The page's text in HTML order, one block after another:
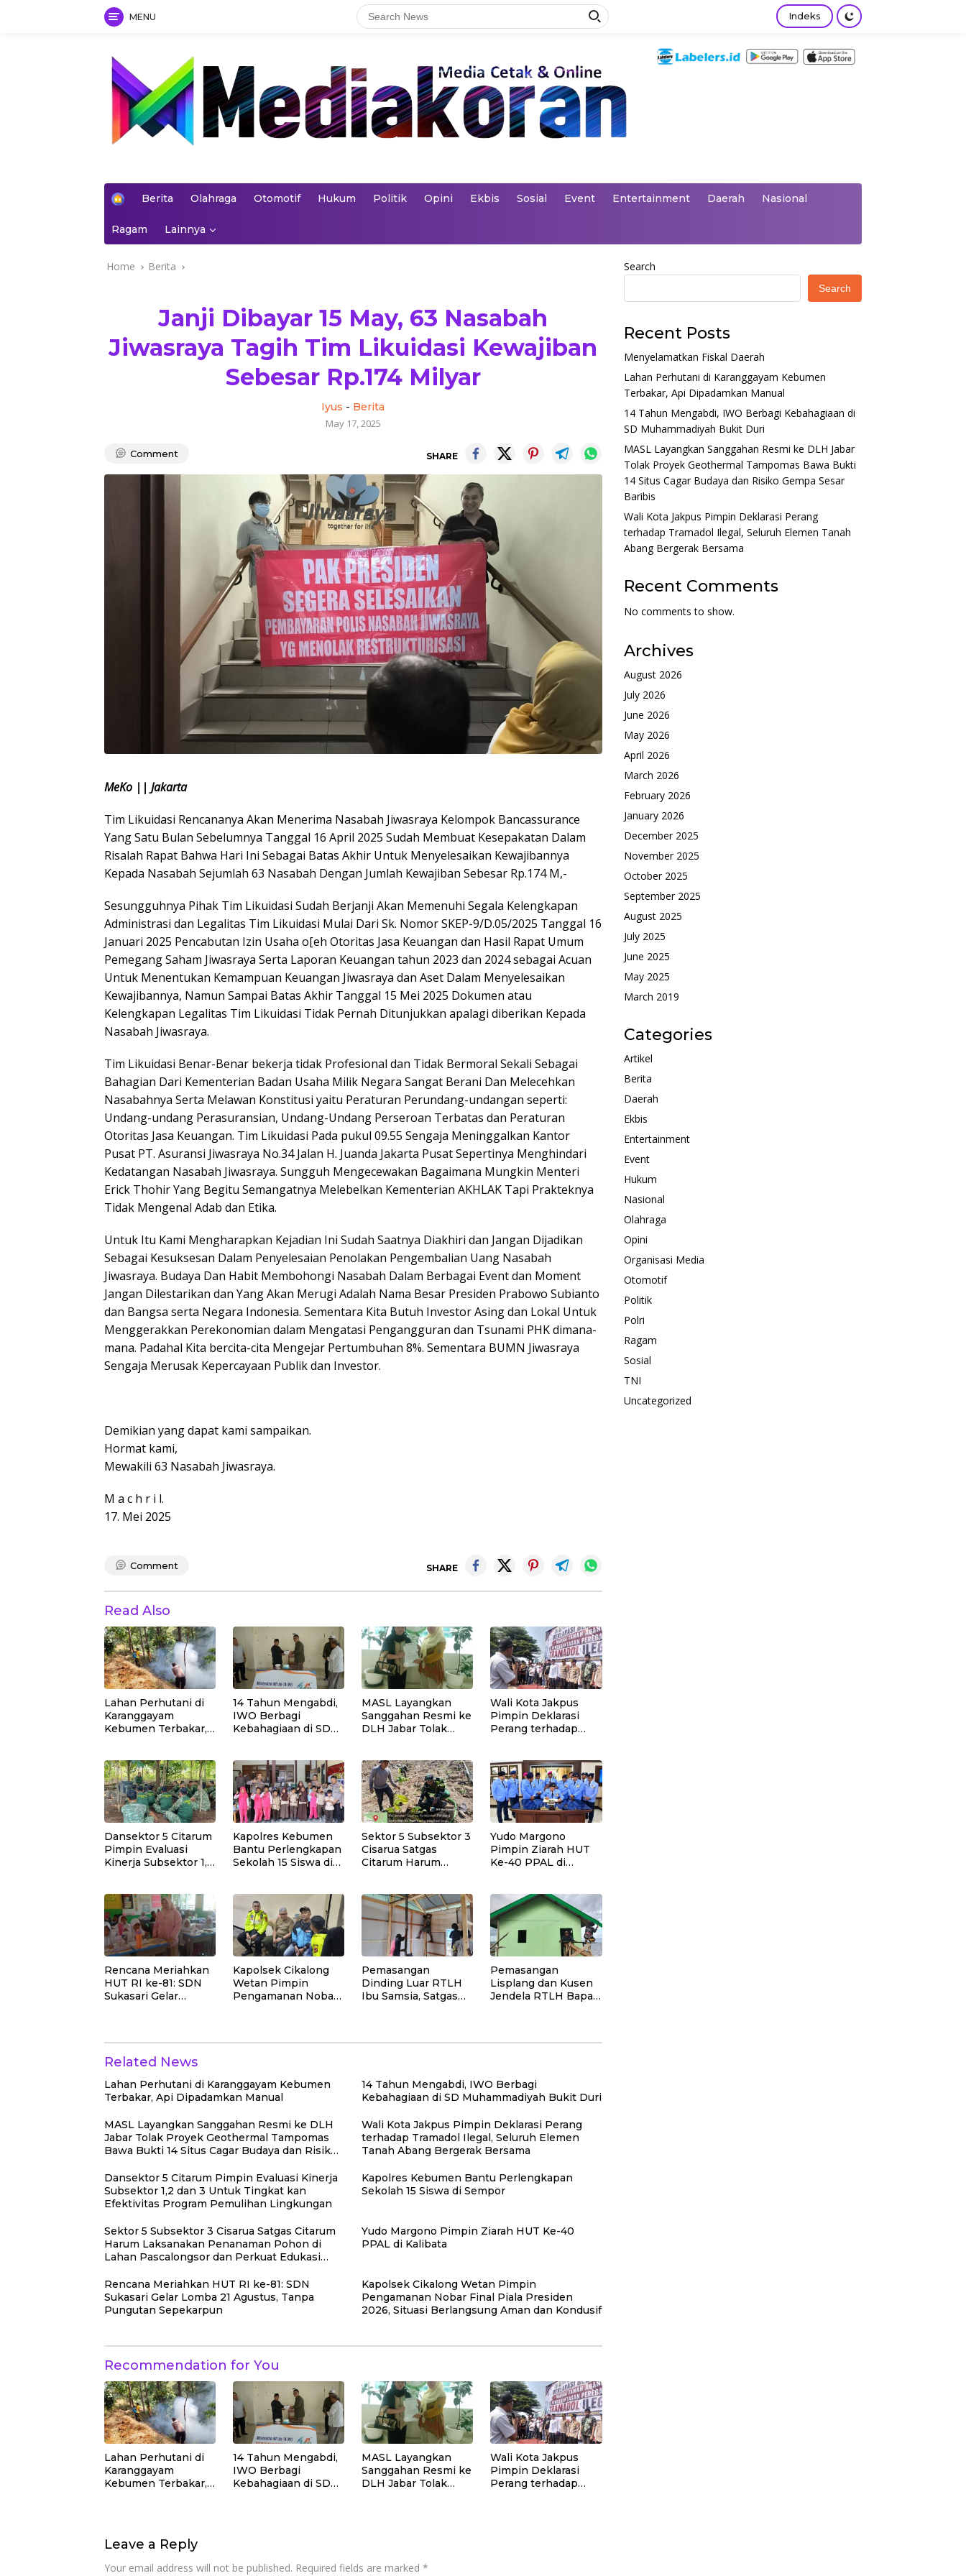
MENU Indeks
H
e
Berita Olahraga Otomotif Hukum Politik Opini Ekbis Sosial Event Entertainment Daerah Nasional
Ragam Lainnya
Home Berita
Janji Dibayar 15 May, 63 Nasabah
Jiwasraya Tagih Tim Likuidasi Kewajiban
Sebesar Rp.174 Milyar
Iyus - Berita
May 17, 2025
Comment SHARE
MeKo || Jakarta
Tim Likuidasi Rencananya Akan Menerima Nasabah Jiwasraya Kelompok Bancassurance
Yang Satu Bulan Sebelumnya Tanggal 16 April 2025 Sudah Membuat Kesepakatan Dalam
Risalah Rapat Bahwa Hari Ini Sebagai Batas Akhir Untuk Menyelesaikan Kewajibannya
Kepada Nasabah Sejumlah 63 Nasabah Dengan Jumlah Kewajiban Sebesar Rp.174 M,-
Sesungguhnya Pihak Tim Likuidasi Sudah Berjanji Akan Memenuhi Segala Kelengkapan
Administrasi dan Legalitas Tim Likuidasi Mulai Dari Sk. Nomor SKEP-9/D.05/2025 Tanggal 16
Januari 2025 Pencabutan Izin Usaha o[eh Otoritas Jasa Keuangan dan Hasil Rapat Umum
Pemegang Saham Jiwasraya Serta Laporan Keuangan tahun 2023 dan 2024 sebagai Acuan
Untuk Menentukan Kemampuan Keuangan Jiwasraya dan Aset Dalam Menyelesaikan
Kewajibannya, Namun Sampai Batas Akhir Tanggal 15 Mei 2025 Dokumen atau
Kelengkapan Legalitas Tim Likuidasi Tidak Pernah Ditunjukkan apalagi diberikan Kepada
Nasabah Jiwasraya.
Tim Likuidasi Benar-Benar bekerja tidak Profesional dan Tidak Bermoral Sekali Sebagai
Bahagian Dari Kementerian Badan Usaha Milik Negara Sangat Berani Dan Melecehkan
Nasabahnya Serta Melawan Konstitusi yaitu Peraturan Perundang-undangan seperti:
Undang-undang Perasuransian, Undang-Undang Perseroan Terbatas dan Peraturan
Otoritas Jasa Keuangan. Tim Likuidasi Pada pukul 09.55 Sengaja Meninggalkan Kantor
Pusat PT. Asuransi Jiwasraya No.34 Jalan H. Juanda Jakarta Pusat Sepertinya Menghindari
Kedatangan Nasabah Jiwasraya. Sungguh Mengecewakan Bagaimana Mungkin Menteri
Erick Thohir Yang Begitu Semangatnya Melebelkan Kementerian AKHLAK Tapi Prakteknya
Tidak Mengenal Adab dan Etika.
Untuk Itu Kami Mengharapkan Kejadian Ini Sudah Saatnya Diakhiri dan Jangan Dijadikan
Sebagai Kesuksesan Dalam Penyelesaian Penolakan Pengembalian Uang Nasabah
Jiwasraya. Budaya Dan Habit Membohongi Nasabah Dalam Berbagai Event dan Moment
Jangan Dilestarikan dan Yang Akan Merugi Adalah Nama Besar Presiden Prabowo Subianto
dan Bangsa serta Negara Indonesia. Sementara Kita Butuh Investor Asing dan Lokal Untuk
Menggerakkan Perekonomian dalam Mengatasi Pengangguran dan Tsunami PHK dimana-
mana. Padahal Kita bercita-cita Mengejar Pertumbuhan 8%. Sementara BUMN Jiwasraya
Sengaja Merusak Kepercayaan Publik dan Investor.
Demikian yang dapat kami sampaikan.
Hormat kami,
Mewakili 63 Nasabah Jiwasraya.
M a c h r i l.
17. Mei 2025
Comment SHARE
Read Also
Lahan Perhutani di
Karanggayam
Kebumen Terbakar,
14 Tahun Mengabdi,
IWO Berbagi
Kebahagiaan di SD
MASL Layangkan
Sanggahan Resmi ke
DLH Jabar Tolak
Bukti 14 Situs Cagar
Budaya dan Risiko
Gempa Sesar Baribis
Wali Kota Jakpus
Pimpin Deklarasi
Perang terhadap
Tanah Abang
Bergerak Bersama
Dansektor 5 Citarum
Pimpin Evaluasi
Kinerja Subsektor 1,2
Program Pemulihan
Lingkungan
Kapolres Kebumen
Bantu Perlengkapan
Sekolah 15 Siswa di
Sektor 5 Subsektor 3
Cisarua Satgas
Citarum Harum
di Lahan
Pascalongsor dan
Perkuat Edukasi
Kepedulian
Lingkungan
Yudo Margono
Pimpin Ziarah HUT
Ke-40 PPAL di
Rencana Meriahkan
HUT RI ke-81: SDN
Sukasari Gelar
Kapolsek Cikalong
Wetan Pimpin
Pengamanan Nobar
dan Kondusif
Pemasangan
Dinding Luar RTLH
Ibu Samsia, Satgas
Pemasangan
Lisplang dan Kusen
Jendela RTLH Bapak
Related News
Lahan Perhutani di Karanggayam Kebumen
Terbakar, Api Dipadamkan Manual
14 Tahun Mengabdi, IWO Berbagi
Kebahagiaan di SD Muhammadiyah Bukit Duri
MASL Layangkan Sanggahan Resmi ke DLH
Jabar Tolak Proyek Geothermal Tampomas
Bawa Bukti 14 Situs Cagar Budaya dan Risiko
Wali Kota Jakpus Pimpin Deklarasi Perang
terhadap Tramadol Ilegal, Seluruh Elemen
Tanah Abang Bergerak Bersama
Dansektor 5 Citarum Pimpin Evaluasi Kinerja
Subsektor 1,2 dan 3 Untuk Tingkat kan
Efektivitas Program Pemulihan Lingkungan
Kapolres Kebumen Bantu Perlengkapan
Sekolah 15 Siswa di Sempor
Sektor 5 Subsektor 3 Cisarua Satgas Citarum
Harum Laksanakan Penanaman Pohon di
Lahan Pascalongsor dan Perkuat Edukasi
Yudo Margono Pimpin Ziarah HUT Ke-40
PPAL di Kalibata
Rencana Meriahkan HUT RI ke-81: SDN
Sukasari Gelar Lomba 21 Agustus, Tanpa
Pungutan Sepekarpun
Kapolsek Cikalong Wetan Pimpin
Pengamanan Nobar Final Piala Presiden
2026, Situasi Berlangsung Aman dan Kondusif
Recommendation for You
Lahan Perhutani di
Karanggayam
Kebumen Terbakar,
14 Tahun Mengabdi,
IWO Berbagi
Kebahagiaan di SD
MASL Layangkan
Sanggahan Resmi ke
DLH Jabar Tolak
Wali Kota Jakpus
Pimpin Deklarasi
Perang terhadap
Leave a Reply
Your email address will not be published. Required fields are marked *
Search
Search
Recent Posts
Menyelamatkan Fiskal Daerah
Lahan Perhutani di Karanggayam Kebumen
Terbakar, Api Dipadamkan Manual
14 Tahun Mengabdi, IWO Berbagi Kebahagiaan di
SD Muhammadiyah Bukit Duri
MASL Layangkan Sanggahan Resmi ke DLH Jabar
Tolak Proyek Geothermal Tampomas Bawa Bukti
14 Situs Cagar Budaya dan Risiko Gempa Sesar
Baribis
Wali Kota Jakpus Pimpin Deklarasi Perang
terhadap Tramadol Ilegal, Seluruh Elemen Tanah
Abang Bergerak Bersama
Recent Comments
No comments to show.
Archives
August 2026
July 2026
June 2026
May 2026
April 2026
March 2026
February 2026
January 2026
December 2025
November 2025
October 2025
September 2025
August 2025
July 2025
June 2025
May 2025
March 2019
Categories
Artikel
Berita
Daerah
Ekbis
Entertainment
Event
Hukum
Nasional
Olahraga
Opini
Organisasi Media
Otomotif
Politik
Polri
Ragam
Sosial
TNI
Uncategorized